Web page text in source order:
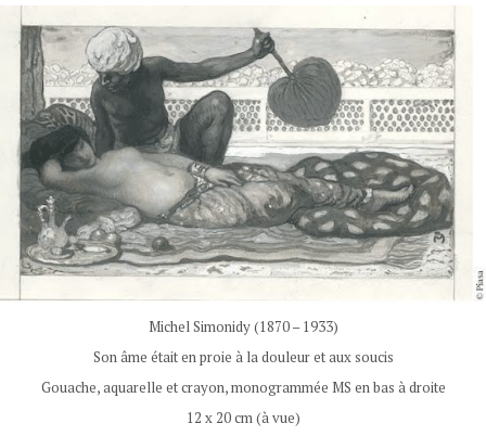
Michel Simonidy (1870 – 1933)
Son âme était en proie à la douleur et aux soucis
Gouache, aquarelle et crayon, monogrammée MS en bas à droite
12 x 20 cm (à vue)